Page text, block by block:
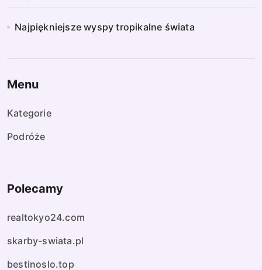
Najpiękniejsze wyspy tropikalne świata
Menu
Kategorie
Podróże
Polecamy
realtokyo24.com
skarby-swiata.pl
bestinoslo.top